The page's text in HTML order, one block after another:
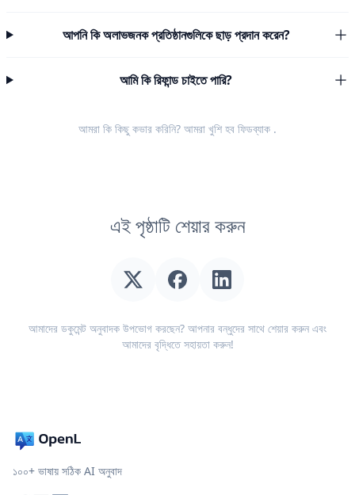
আপনি কি অলাভজনক প্রতিষ্ঠানগুলিকে ছাড় প্রদান করেন?
আমি কি রিফান্ড চাইতে পারি?
আমরা কি কিছু কভার করিনি? আমরা খুশি হব ফিডব্যাক .
এই পৃষ্ঠাটি শেয়ার করুন
আমাদের ডকুমেন্ট অনুবাদক উপভোগ করছেন? আপনার বন্ধুদের সাথে শেয়ার করুন এবং
আমাদের বৃদ্ধিতে সহায়তা করুন!
১০০+ ভাষায় সঠিক AI অনুবাদ